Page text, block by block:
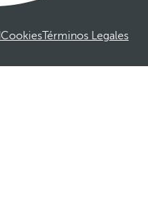
CookiesTérminos Legales